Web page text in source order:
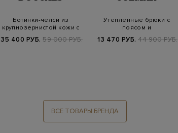
Ботинки-челси из
крупнозернистой кожи с
35 400 РУБ. 59 000 РУБ.
Утепленные брюки с
поясом и
обработк…
13 470 РУБ. 44 900 РУБ.
ВСЕ ТОВАРЫ БРЕНДА